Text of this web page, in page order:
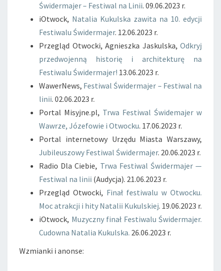
Świdermajer – Festiwal na Linii. 09.06.2023 r.
iOtwock, Natalia Kukulska zawita na 10. edycji
Festiwalu Świdermajer. 12.06.2023 r.
Przegląd Otwocki, Agnieszka Jaskulska, Odkryj
przedwojenną historię i architekturę na
Festiwalu Świdermajer! 13.06.2023 r.
WawerNews, Festiwal Świdermajer – Festiwal na
linii. 02.06.2023 r.
Portal Misyjne.pl, Trwa Festiwal Świdemajer w
Wawrze, Józefowie i Otwocku. 17.06.2023 r.
Portal internetowy Urzędu Miasta Warszawy,
Jubileuszowy Festiwal Świdermajer. 20.06.2023 r.
Radio Dla Ciebie, Trwa Festiwal Świdermajer —
Festiwal na linii (Audycja). 21.06.2023 r.
Przegląd Otwocki, Finał festiwalu w Otwocku.
Moc atrakcji i hity Natalii Kukulskiej. 19.06.2023 r.
iOtwock, Muzyczny finał Festiwalu Świdermajer.
Cudowna Natalia Kukulska. 26.06.2023 r.
Wzmianki i anonse: